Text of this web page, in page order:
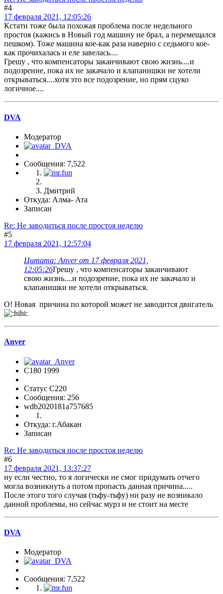
#4
17 февраля 2021, 12:05:26
Кстати тоже была похожая проблема после недельного
простоя (кажись в Новый год машину не брал, а перемещался
пешком). Тоже машина кое-как раза наверно с седьмого кое-
как прочихалась и еле завелась....
Грешу , что компенсаторы заканчивают свою жизнь....и
подозрение, пока их не закачало и клапанишки не хотели
открываться....хотя это все подозрение, но прям сцуко
логичное....
DVA
Модератор
Сообщения: 7,522
Дмитрий
Откуда: Алма- Ата
Записан
Re: Не заводиться после простоя неделю
#5
17 февраля 2021, 12:57:04
Цитата: Anver от 17 февраля 2021,
12:05:26Грешу , что компенсаторы заканчивают
свою жизнь....и подозрение, пока их не закачало и
клапанишки не хотели открываться.
О! Новая причина по которой может не заводится двигатель
Anver
C180 1999
Статус C220
Сообщения: 256
wdb2020181a757685
Откуда: г.Абакан
Записан
Re: Не заводиться после простоя неделю
#6
17 февраля 2021, 13:37:27
ну если честно, то я логически не смог придумать отчего
могла возникнуть а потом пропасть данная причина.....
После этого того случая (тьфу-тьфу) ни разу не возникало
данной проблемы, но сейчас мурз и не стоит на месте
DVA
Модератор
Сообщения: 7,522